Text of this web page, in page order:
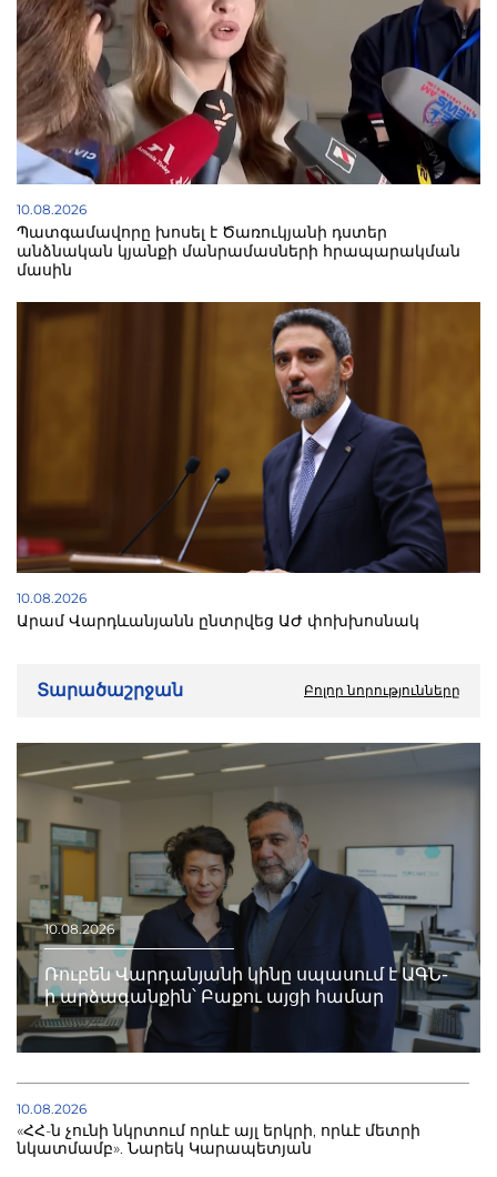
10.08.2026
Պատգամավորը խոսել է Ծառուկյանի դստեր
անձնական կյանքի մանրամասների հրապարակման
մասին
10.08.2026
Արամ Վարդևանյանն ընտրվեց ԱԺ փոխխոսնակ
Տարածաշրջան Բոլոր նորությունները
10.08.2026
Ռուբեն Վարդանյանի կինը սպասում է ԱԳՆ-
ի արձագանքին՝ Բաքու այցի համար
10.08.2026
«ՀՀ-ն չունի նկրտում որևէ այլ երկրի, որևէ մետրի
նկատմամբ». Նարեկ Կարապետյան